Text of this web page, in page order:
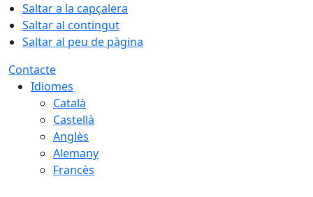
Saltar a la capçalera
Saltar al contingut
Saltar al peu de pàgina
Contacte
Idiomes
Català
Castellà
Anglès
Alemany
Francès